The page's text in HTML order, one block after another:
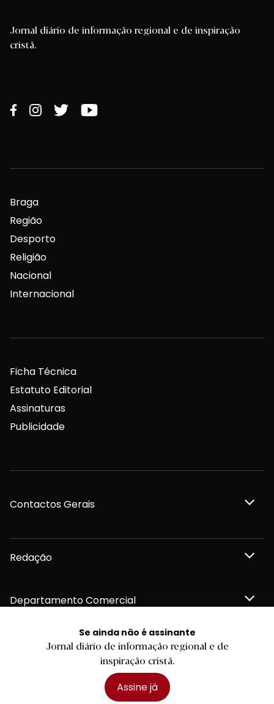
Se ainda não é assinante
Jornal diário de informação regional e de
inspiração cristã.
Assine já
Jornal diário de informação regional e de inspiração
cristã.
Braga
Região
Desporto
Religião
Nacional
Internacional
Ficha Técnica
Estatuto Editorial
Assinaturas
Publicidade
Contactos Gerais
Redação
Departamento Comercial
Publicidade